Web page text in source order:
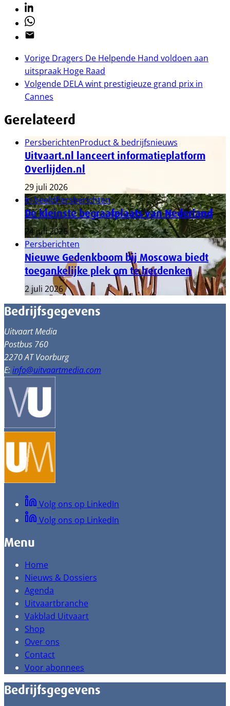
Linkedin
Whatsapp
Email
Vorige Dragers De Helpende Hand voldoen aan
uitspraak Hoge Raad
Volgende DELA wint prestigieuze grand prix in
Cannes
Gerelateerd
PersberichtenProduct & bedrijfsnieuws
Uitvaart.nl lanceert informatieplatform
Overlijden.nl
29 juli 2026
In beeldPersberichten
De kleinste begraafplaats van Nederland
24 juli 2026
Persberichten
Nieuwe Gedenkboom bij Moscowa biedt
toegankelijke plek om te herdenken
2 juli 2026
Bedrijfsgegevens
Uitvaart Media
Postbus 760
2270 AT Voorburg
E:info@uitvaartmedia.com
Volg ons op LinkedIn
Volg ons op LinkedIn
Menu
Home
Nieuws & Dossiers
Agenda
Uitvaartbranche
Vakblad Uitvaart
Shop
Over ons
Contact
Voor abonnees
Bedrijfsgegevens